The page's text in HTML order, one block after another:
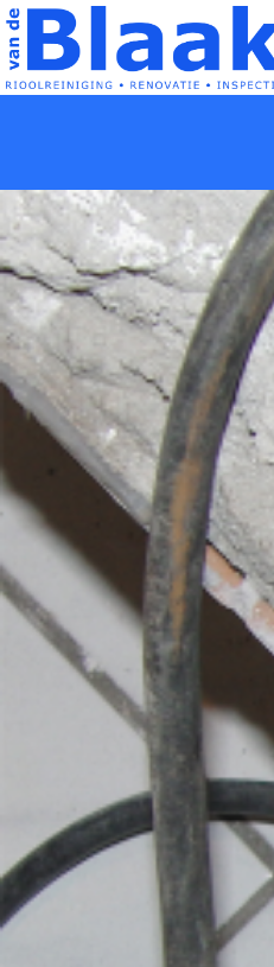
Ga
naar
de
inhoud